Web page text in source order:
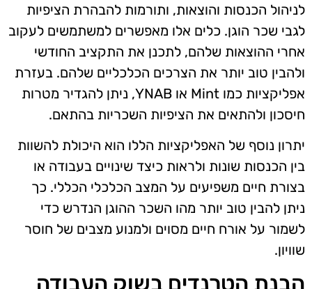
לניהול הכנסות והוצאות, ותורמות להבהרת הציפיות
לגבי שכר הוגן. כלים אלו מאפשרים למשתמשים לעקוב
אחרי ההוצאות שלהם, לתכנן את התקציב החודשי
ולהבין טוב יותר את הצרכים הכלכליים שלהם. בעזרת
אפליקציות כמו Mint או YNAB, ניתן להגדיר מטרות
חיסכון ולהתאים את הציפיות השכריות בהתאם.
יתרון נוסף של האפליקציות הללו הוא היכולת להשוות
בין הכנסות שונות ולראות כיצד שינויים בעבודה או
בצורת חיים משפיעים על המצב הכלכלי הכללי. כך
ניתן להבין טוב יותר מהו השכר ההוגן הנדרש כדי
לשמור על אורח חיים מסוים ולמנוע מצבים של חוסר
שוויון.
הבנת הטרנדים בשוק העבודה